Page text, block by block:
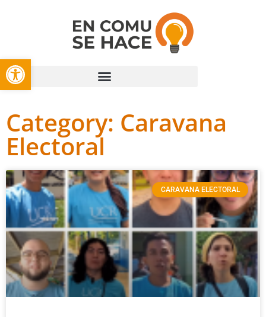
Open toolbar
Category: Caravana
Electoral
CARAVANA ELECTORAL